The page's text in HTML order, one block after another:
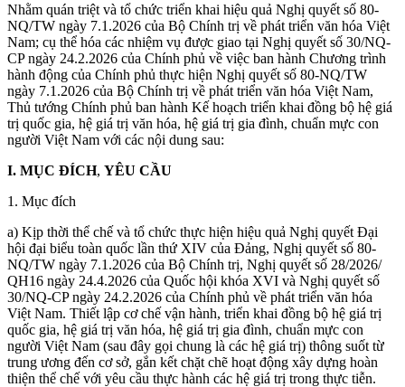
Nhằm quán triệt và tổ chức triển khai hiệu quả Nghị quyết số 80-
NQ/TW ngày 7.1.2026 của Bộ Chính trị về phát triển văn hóa Việt
Nam; cụ thể hóa các nhiệm vụ được giao tại Nghị quyết số 30/NQ-
CP ngày 24.2.2026 của Chính phủ về việc ban hành Chương trình
hành động của Chính phủ thực hiện Nghị quyết số 80-NQ/TW
ngày 7.1.2026 của Bộ Chính trị về phát triển văn hóa Việt Nam,
Thủ tướng Chính phủ ban hành Kế hoạch triển khai đồng bộ hệ giá
trị quốc gia, hệ giá trị văn hóa, hệ giá trị gia đình, chuẩn mực con
người Việt Nam với các nội dung sau:
I. MỤC ĐÍCH, YÊU CẦU
1. Mục đích
a) Kịp thời thể chế và tổ chức thực hiện hiệu quả Nghị quyết Đại
hội đại biểu toàn quốc lần thứ XIV của Đảng, Nghị quyết số 80-
NQ/TW ngày 7.1.2026 của Bộ Chính trị, Nghị quyết số 28/2026/
QH16 ngày 24.4.2026 của Quốc hội khóa XVI và Nghị quyết số
30/NQ-CP ngày 24.2.2026 của Chính phủ về phát triển văn hóa
Việt Nam. Thiết lập cơ chế vận hành, triển khai đồng bộ hệ giá trị
quốc gia, hệ giá trị văn hóa, hệ giá trị gia đình, chuẩn mực con
người Việt Nam (sau đây gọi chung là các hệ giá trị) thông suốt từ
trung ương đến cơ sở, gắn kết chặt chẽ hoạt động xây dựng hoàn
thiện thể chế với yêu cầu thực hành các hệ giá trị trong thực tiễn.